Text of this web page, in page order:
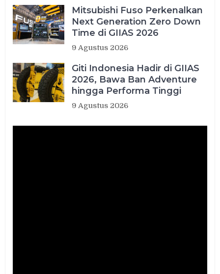
Mitsubishi Fuso Perkenalkan
Next Generation Zero Down
Time di GIIAS 2026
9 Agustus 2026
Giti Indonesia Hadir di GIIAS
2026, Bawa Ban Adventure
hingga Performa Tinggi
9 Agustus 2026